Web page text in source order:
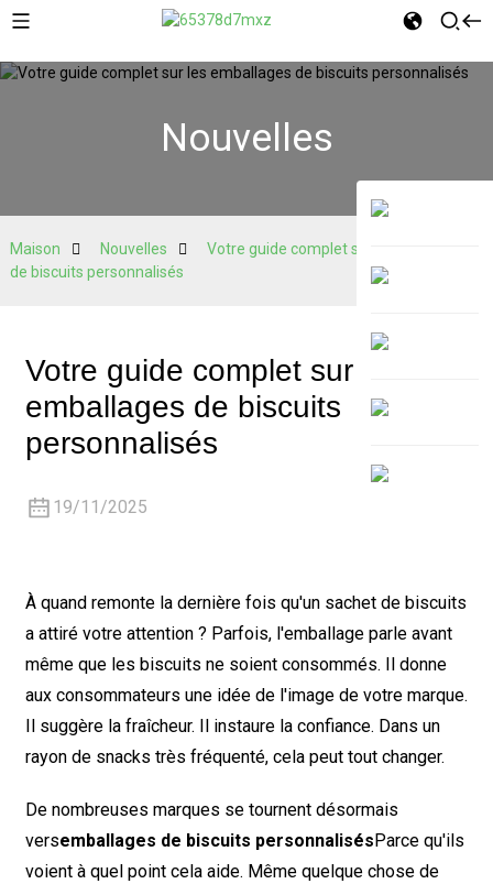
Nouvelles
Maison Nouvelles
Votre guide complet sur les emballages
de biscuits personnalisés
Votre guide complet sur les
emballages de biscuits
personnalisés
19/11/2025
À quand remonte la dernière fois qu'un sachet de biscuits
a attiré votre attention ? Parfois, l'emballage parle avant
même que les biscuits ne soient consommés. Il donne
aux consommateurs une idée de l'image de votre marque.
Il suggère la fraîcheur. Il instaure la confiance. Dans un
rayon de snacks très fréquenté, cela peut tout changer.
De nombreuses marques se tournent désormais
versemballages de biscuits personnalisésParce qu'ils
voient à quel point cela aide. Même quelque chose de